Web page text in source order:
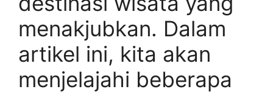
menakjubkan. Dalam
artikel ini, kita akan
menjelajahi beberapa